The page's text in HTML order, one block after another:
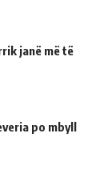
janë më të
po mbyll